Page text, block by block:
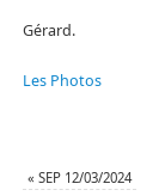
Gérard.
Les Photos
« SEP 12/03/2024